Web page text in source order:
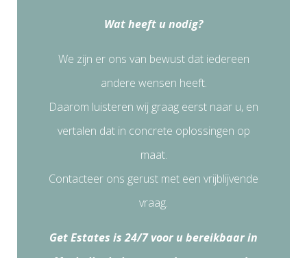
Wat heeft u nodig?
We zijn er ons van bewust dat iedereen
andere wensen heeft.
Daarom luisteren wij graag eerst naar u, en
vertalen dat in concrete oplossingen op
maat.
Contacteer ons gerust met een vrijblijvende
vraag.
Get Estates is 24/7 voor u bereikbaar in